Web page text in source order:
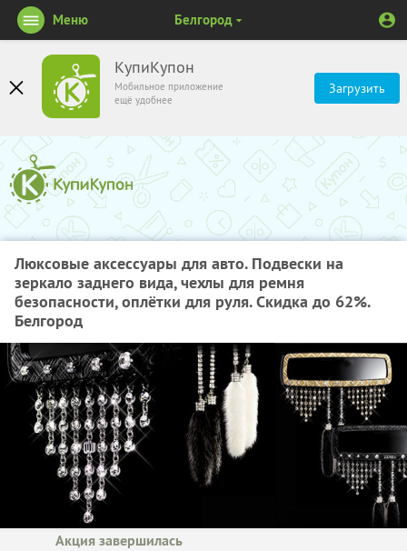
КупиКупон
Мобильное приложение
ещё удобнее
Загрузить
Меню Белгород
Люксовые аксессуары для авто. Подвески на
зеркало заднего вида, чехлы для ремня
безопасности, оплётки для руля. Скидка до 62%.
Белгород
Акция завершилась